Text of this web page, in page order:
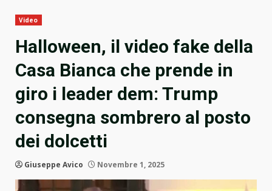
Video
Halloween, il video fake della
Casa Bianca che prende in
giro i leader dem: Trump
consegna sombrero al posto
dei dolcetti
Giuseppe Avico Novembre 1, 2025